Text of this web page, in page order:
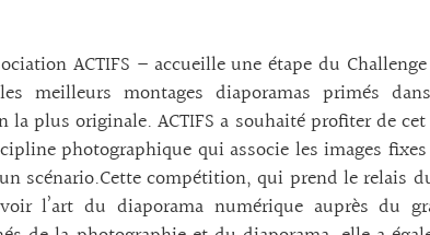
ACTIFS – accueille une étape du
meilleurs montages diaporamas primés
plus originale. ACTIFS a souhaité profiter de
photographique qui associe les images
scénario.Cette compétition, qui prend le relais
l’art du diaporama numérique auprès du